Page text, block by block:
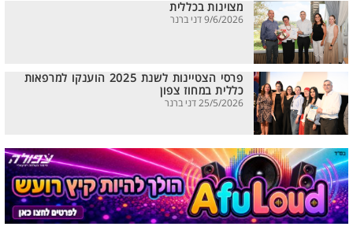
מצוינות בכללית
9/6/2026 דני ברנר
פרסי הצטיינות לשנת 2025 הוענקו למרפאות
כללית במחוז צפון
25/5/2026 דני ברנר